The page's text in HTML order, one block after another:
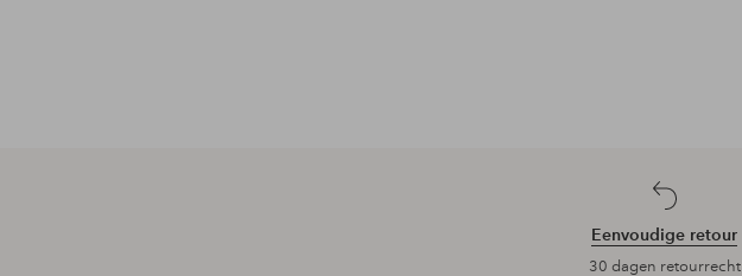
Eenvoudige retour
30 dagen retourrecht